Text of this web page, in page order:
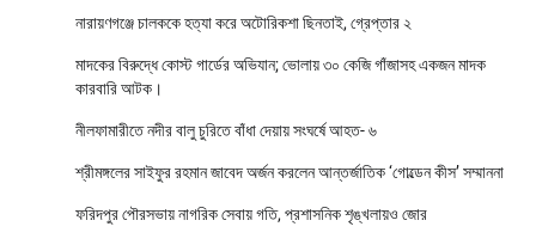
নারায়ণগঞ্জে চালককে হত্যা করে অটোরিকশা ছিনতাই, গ্রেপ্তার ২
মাদকের বিরুদ্ধে কোস্ট গার্ডের অভিযান; ভোলায় ৩০ কেজি গাঁজাসহ একজন মাদক
কারবারি আটক।
নীলফামারীতে নদীর বালু চুরিতে বাঁধা দেয়ায় সংঘর্ষে আহত- ৬
শ্রীমঙ্গলের সাইফুর রহমান জাবেদ অর্জন করলেন আন্তর্জাতিক ‘গোল্ডেন কীস’ সম্মাননা
ফরিদপুর পৌরসভায় নাগরিক সেবায় গতি, প্রশাসনিক শৃঙ্খলায়ও জোর